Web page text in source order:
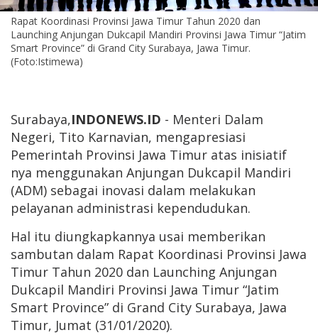
Rapat Koordinasi Provinsi Jawa Timur Tahun 2020 dan
Launching Anjungan Dukcapil Mandiri Provinsi Jawa Timur “Jatim
Smart Province” di Grand City Surabaya, Jawa Timur.
(Foto:Istimewa)
Surabaya,INDONEWS.ID - Menteri Dalam
Negeri, Tito Karnavian, mengapresiasi
Pemerintah Provinsi Jawa Timur atas inisiatif
nya menggunakan Anjungan Dukcapil Mandiri
(ADM) sebagai inovasi dalam melakukan
pelayanan administrasi kependudukan.
Hal itu diungkapkannya usai memberikan
sambutan dalam Rapat Koordinasi Provinsi Jawa
Timur Tahun 2020 dan Launching Anjungan
Dukcapil Mandiri Provinsi Jawa Timur “Jatim
Smart Province” di Grand City Surabaya, Jawa
Timur, Jumat (31/01/2020).